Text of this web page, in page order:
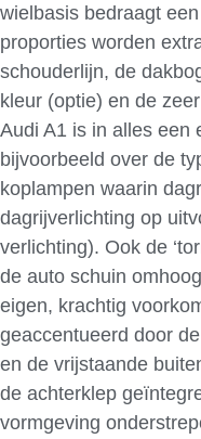
wielbasis bedraagt
proporties worden
schouderlijn, de
kleur (optie) en de
Audi A1 is in alles een
bijvoorbeeld over de
koplampen waarin
dagrijverlichting op
verlichting). Ook de
de auto schuin
eigen, krachtig
geaccentueerd door
en de vrijstaande
de achterklep
vormgeving